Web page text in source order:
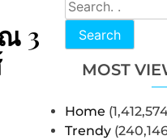
Search
MOST
Home
Trendy
3